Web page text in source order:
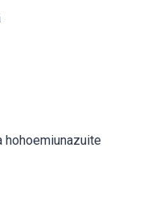
hohoemiunazuite